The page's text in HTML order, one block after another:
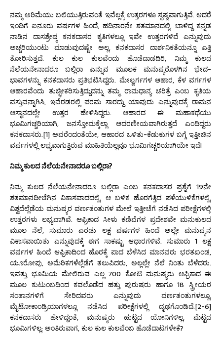
ನಮ್ಮ ಅರಿಮೆಯು ಬಲಿಯುತ್ತಿರುವಂತೆ ಇವೆಲ್ಲಕ್ಕೆ ಉತ್ತರಗಳೂ ಸ್ಪಷ್ಟವಾಗುತ್ತಿವೆ. ಆದರೆ
ಇಂದಿಗೆ ಐನೂರು ವರ್ಷಗಳ ಹಿಂದೆ, ಹದಿನಾರನೇ ಶತಮಾನದಲ್ಲಿ, ಬಾಳಿದ್ದ ಕನ್ನಡ
ನಾಡಿನ ದಾಸಶ್ರೇಷ್ಠ ಕನಕದಾಸರ ಕೃತಿಗಳಲ್ಲೂ ಇವೇ ಉತ್ತರಗಳಿವೆ ಎನ್ನುವುದು
ಅಚ್ಚರಿಯುಂಟು ಮಾಡುವುದಷ್ಟೇ ಅಲ್ಲ, ಕನಕದಾಸರ ದಾರ್ಶನಿಕತೆಯನ್ನೂ ಎತ್ತಿ
ತೋರಿಸುತ್ತದೆ. ಕುಲ ಕುಲ ಕುಲವೆಂದು ಹೊಡೆದಾಡದಿರಿ, ನಿಮ್ಮ ಕುಲದ
ನೆಲೆಯನೇನಾದರೂ ಬಲ್ಲಿರಾ ಎನ್ನುವ ಮೂಲಕ ಮನುಷ್ಯರೊಳಗಿನ ಭೇದ-
ಭಾವಗಳನ್ನು ಕನಕದಾಸರು ಪ್ರತಿಭಟಿಸಿದ್ದರು. ಮೇಲ್ವರ್ಗಗಳ ಆಹಾರ, ಕೆಳ ವರ್ಗಗಳ
ಆಹಾರವೆಂದು ತುಚ್ಛೀಕರಿಸುತ್ತಿದ್ದುದನ್ನು ತಮ್ಮ ರಾಮಧಾನ್ಯ ಚರಿತ್ರೆ ಎಂಬ ಕೃತಿಯ
ವಸ್ತುವನ್ನಾಗಿಸಿ, ಇವೆರಡರಲ್ಲಿ ಪರಮ ಸಾರದ್ದು ಯಾವುದು ಎನ್ನುವುದಕ್ಕೆ ರಾಮನ
ಆಸ್ಥಾನದಲ್ಲೇ ಉತ್ತರ ಹೇಳಿಸಿದ್ದರು. ಆಹಾರದ ಈ ಮಹಾಕಥೆಯು
ಭೂಮಿಗಚ್ಚರಿಯಾಗಿ, ಜನಸ್ತೋಮಕ್ಕೆಲ್ಲಾ ಆದರಣೀಯವಾಗಿರುತ್ತದೆ ಎಂದಿದ್ದರು
ಕನಕದಾಸರು.[1] ಅವರೆಂದಂತೆಯೇ, ಆಹಾರದ ಒಳಿತು-ಕೆಡುಕುಗಳ ಬಗ್ಗೆ ಇತ್ತೀಚಿನ
ವರ್ಷಗಳಲ್ಲಿ ಲಭ್ಯವಾಗುತ್ತಿರುವ ಮಾಹಿತಿಯೆಲ್ಲವೂ ಭೂಮಿಗಚ್ಚರಿಯಾಗಿಯೇ ಇದೆ!
ನಿಮ್ಮ ಕುಲದ ನೆಲೆಯನೇನಾದರೂ ಬಲ್ಲಿರಾ?
ನಿಮ್ಮ ಕುಲದ ನೆಲೆಯನೇನಾದರೂ ಬಲ್ಲಿರಾ ಎಂಬ ಕನಕದಾಸರ ಪ್ರಶ್ನೆಗೆ 19ನೇ
ಶತಮಾನದೀಚೆಗಿನ ವಿಕಾಸವಾದದಲ್ಲಿ, ಆ ಬಳಿಕ ಹೊರಗೆತ್ತಿದ ಪಳೆಯುಳಿಕೆಗಳಲ್ಲಿ,
ವಿಶ್ವದೆಲ್ಲೆಡೆಯ ಮನುಷ್ಯರ ವರ್ಣತಂತುಗಳ ಮೇಲೆ ಇತ್ತೀಚೆಗೆ ನಡೆಸಿದ ಪರೀಕ್ಷೆಗಳಲ್ಲಿ
ಉತ್ತರಗಳು ಲಭ್ಯವಾಗಿವೆ. ಆಫ್ರಿಕಾದ ಸೀಳು ಕಣಿವೆಗಳ ಪ್ರದೇಶವೇ ಮನುಕುಲದ
ಮೂಲ ನೆಲೆ, ಸುಮಾರು ಎರಡು ಲಕ್ಷ ವರ್ಷಗಳ ಹಿಂದೆ ಅಲ್ಲೇ ಮನುಷ್ಯನ
ವಿಕಾಸವಾಯಿತು ಎನ್ನುವುದಕ್ಕೆ ಈಗ ಸಾಕಷ್ಟು ಆಧಾರಗಳಿವೆ. ಸುಮಾರು 1 ಲಕ್ಷ
ವರ್ಷಗಳ ಹಿಂದೆ ಆಫ್ರಿಕಾದಿಂದ ಹೊರಕ್ಕೆ ಪಾದ ಬೆಳೆಸಿದ ಮಾನವರು ಭರತಖಂಡ,
ಯೂರೋಪು, ಅಮೆರಿಕಗಳೆಲ್ಲೆಡೆಗೆ ತಲುಪಿದರು, ಅಲ್ಲಲ್ಲೇ ನೆಲೆ ನಿಂತು ಬೆಳೆದರು.
ಇವತ್ತು ಭೂಮಿಯ ಮೇಲಿರುವ ಎಲ್ಲ 700 ಕೋಟಿ ಮನುಷ್ಯರು ಆಫ್ರಿಕಾದ ಈ
ಮೂಲ ಕುಟುಂಬದಿಂದ ಕವಲೊಡೆದ ಹತ್ತು ಪುರುಷರು ಹಾಗೂ 18 ಸ್ತ್ರೀಯರ
ಸಂತಾನಗಳಿಗೆ ಸೇರಿದವರು ಎನ್ನುವುದು ವರ್ಣತಂತುಗಳಲ್ಲೂ,
ಮೈಟೋಕಾಂಡ್ರಿಯಾಗಳಲ್ಲೂ ನಡೆಸಿದ ಪರೀಕ್ಷೆಗಳಲ್ಲಿ ದೃಢಗೊಂಡಿದೆ.[2-6]
ಕನಕದಾಸರು ಹೇಳಿದ್ದಂತೆ, ಮನುಷ್ಯರು ಹುಟ್ಟದ ಯೋನಿಗಳಿಲ್ಲ, ಮೆಟ್ಟದ
ಭೂಮಿಗಳಿಲ್ಲ; ಅಂತಿರುವಾಗ, ಕುಲ ಕುಲ ಕುಲವೆಂಬ ಹೊಡೆದಾಟಗಳೇಕೆ?